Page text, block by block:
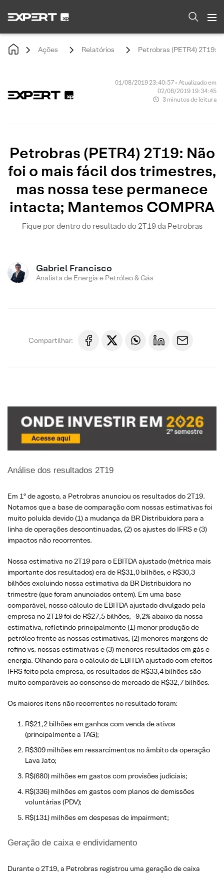
Ações Relatórios Petrobras (PETR4) 2T19:
01/08/2019 23:40:57 • Atualizado em
02/08/2019 19:34:45
3 minutos de leitura
Petrobras (PETR4) 2T19: Não
foi o mais fácil dos trimestres,
mas nossa tese permanece
intacta; Mantemos COMPRA
Fique por dentro do resultado do 2T19 da Petrobras
Gabriel Francisco
Analista de Energia e Petróleo & Gás
Compartilhar:
Análise dos resultados 2T19
Em 1º de agosto, a Petrobras anunciou os resultados do 2T19.
Notamos que a base de comparação com nossas estimativas foi
muito poluída devido (1) a mudança da BR Distribuidora para a
linha de operações descontinuadas, (2) os ajustes do IFRS e (3)
impactos não recorrentes.
Nossa estimativa no 2T19 para o EBITDA ajustado (métrica mais
importante dos resultados) era de R$31,0 bilhões, e R$30,3
bilhões excluindo nossa estimativa da BR Distribuidora no
trimestre (que foram anunciados ontem). Em uma base
comparável, nosso cálculo de EBITDA ajustado divulgado pela
empresa no 2T19 foi de R$27,5 bilhões, -9,2% abaixo da nossa
estimativa, refletindo principalmente (1) menor produção de
petróleo frente as nossas estimativas, (2) menores margens de
refino vs. nossas estimativas e (3) menores resultados em gás e
energia. Olhando para o cálculo de EBITDA ajustado com efeitos
IFRS feito pela empresa, os resultados de R$33,4 bilhões são
muito comparáveis ao consenso de mercado de R$32,7 bilhões.
Os maiores itens não recorrentes no resultado foram:
R$21,2 bilhões em ganhos com venda de ativos
(principalmente a TAG);
R$309 milhões em ressarcimentos no âmbito da operação
Lava Jato;
R$(680) milhões em gastos com provisões judiciais;
R$(336) milhões em gastos com planos de demissões
voluntárias (PDV);
R$(131) milhões em despesas de impairment;
Geração de caixa e endividamento
Durante o 2T19, a Petrobras registrou uma geração de caixa